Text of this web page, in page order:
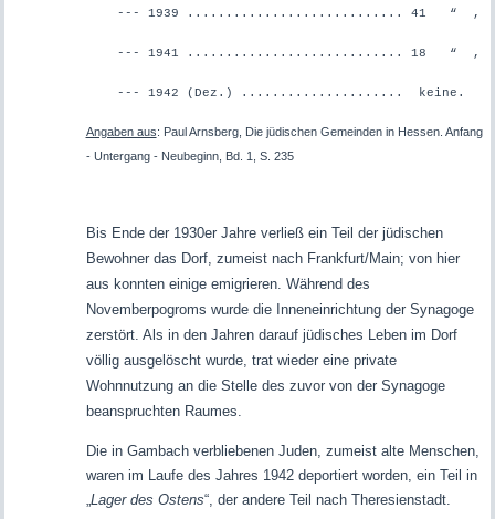
--- 1939 ............................ 41 “ ,
--- 1941 ............................ 18 “ ,
--- 1942 (Dez.) ... .................. keine.
Angaben aus: Paul Arnsberg, Die jüdischen Gemeinden in Hessen. Anfang
- Untergang - Neubeginn, Bd. 1, S. 235
Bis Ende der 1930er Jahre verließ ein Teil der jüdischen
Bewohner das Dorf, zumeist nach Frankfurt/Main; von hier
aus konnten einige emigrieren. Während des
Novemberpogroms wurde die Inneneinrichtung der Synagoge
zerstört. Als in den Jahren darauf jüdisches Leben im Dorf
völlig ausgelöscht wurde, trat wieder eine private
Wohnnutzung an die Stelle des zuvor von der Synagoge
beanspruchten Raumes.
Die in Gambach verbliebenen Juden, zumeist alte Menschen,
waren im Laufe des Jahres 1942 deportiert worden, ein Teil in
Lager des Ostens“, der andere Teil nach Theresienstadt.